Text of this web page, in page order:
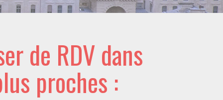
de RDV dans
proches :